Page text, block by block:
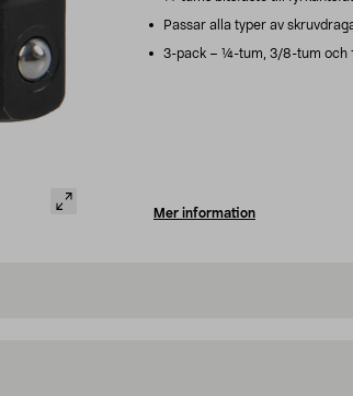
Passar alla typer av
3-pack – ¼-tum, 3/8-tum och
Mer information